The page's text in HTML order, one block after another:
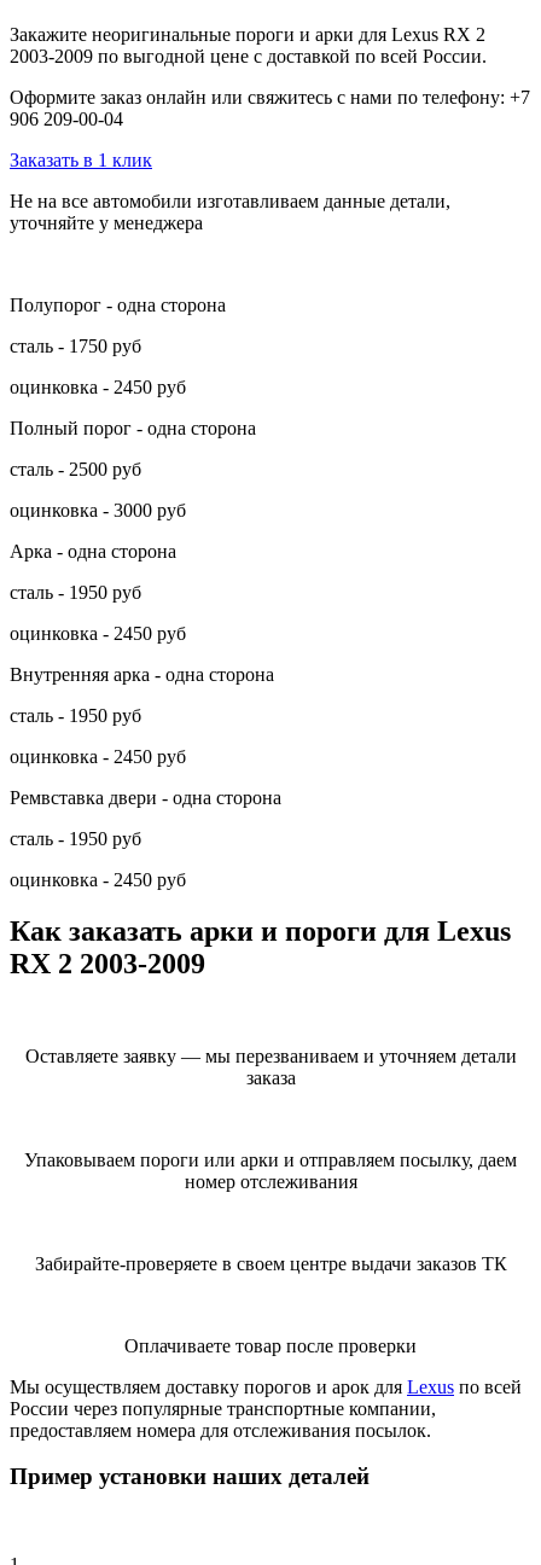
Закажите неоригинальные пороги и арки для Lexus RX 2
2003-2009 по выгодной цене с доставкой по всей России.
Оформите заказ онлайн или свяжитесь с нами по телефону: +7
906 209-00-04
Заказать в 1 клик
Не на все автомобили изготавливаем данные детали,
уточняйте у менеджера
Полупорог - одна сторона
сталь - 1750 руб
оцинковка - 2450 руб
Полный порог - одна сторона
сталь - 2500 руб
оцинковка - 3000 руб
Арка - одна сторона
сталь - 1950 руб
оцинковка - 2450 руб
Внутренняя арка - одна сторона
сталь - 1950 руб
оцинковка - 2450 руб
Ремвставка двери - одна сторона
сталь - 1950 руб
оцинковка - 2450 руб
Как заказать арки и пороги для Lexus
RX 2 2003-2009
Оставляете заявку — мы перезваниваем и уточняем детали
заказа
Упаковываем пороги или арки и отправляем посылку, даем
номер отслеживания
Забирайте-проверяете в своем центре выдачи заказов ТК
Оплачиваете товар после проверки
Мы осуществляем доставку порогов и арок для Lexus по всей
России через популярные транспортные компании,
предоставляем номера для отслеживания посылок.
Пример установки наших деталей